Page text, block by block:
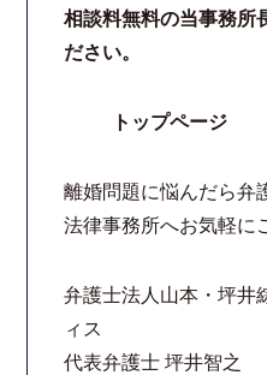
プライバシーポリシー
お電話はこちらから
相談料無料の当事務所
ださい。
トップページ
離婚問題に悩んだら弁
法律事務所へお気軽に
弁護士法人山本・坪井
ィス
代表弁護士 坪井智之